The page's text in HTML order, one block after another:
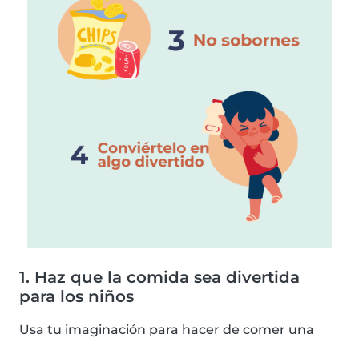
1. Haz que la comida sea divertida
para los niños
Usa tu imaginación para hacer de comer una